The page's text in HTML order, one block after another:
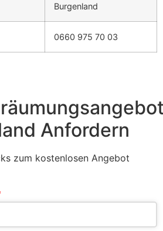
Burgenland
0660 975 70 03
Anfordern
zum kostenlosen Angebot